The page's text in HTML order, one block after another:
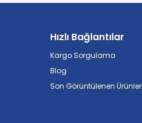
Hızlı Bağlantılar
Kargo Sorgulama
Blog
Son Görüntülenen Ürünler